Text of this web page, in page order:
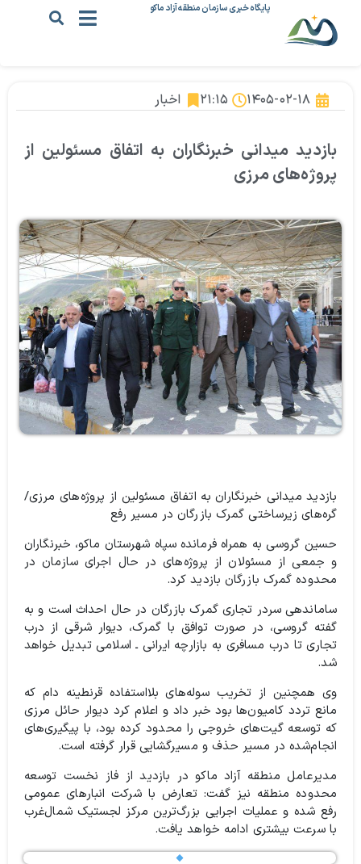
پایگاه خبری سازمان منطقه آزاد ماکو
۱۴۰۵-۰۲-۱۸ ۲۱:۱۵ اخبار
بازدید میدانی خبرنگاران به اتفاق مسئولین از
پروژه‌های مرزی
بازدید میدانی خبرنگاران به اتفاق مسئولین از پروژه‌های مرزی/
گره‌های زیرساختی گمرک بازرگان در مسیر رفع
حسین گروسی به همراه فرمانده سپاه شهرستان ماکو، خبرنگاران
و جمعی از مسئولان از پروژه‌های در حال اجرای سازمان در
محدوده گمرک بازرگان بازدید کرد.
ساماندهی سردر تجاری گمرک بازرگان در حال احداث است و به
گفته گروسی، در صورت توافق با گمرک، دیوار شرقی از درب
تجاری تا درب مسافری به بازارچه ایرانی ـ اسلامی تبدیل خواهد
شد.
وی همچنین از تخریب سوله‌های بلااستفاده قرنطینه دام که
مانع تردد کامیون‌ها بود خبر داد و اعلام کرد دیوار حائل مرزی
که توسعه گیت‌های خروجی را محدود کرده بود، با پیگیری‌های
انجام‌شده در مسیر حذف و مسیرگشایی قرار گرفته است.
مدیرعامل منطقه آزاد ماکو در بازدید از فاز نخست توسعه
محدوده منطقه نیز گفت: تعارض با شرکت انبارهای عمومی
رفع شده و عملیات اجرایی بزرگ‌ترین مرکز لجستیک شمال‌غرب
با سرعت بیشتری ادامه خواهد یافت.